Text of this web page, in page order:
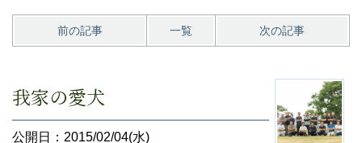
前の記事 一覧 次の記事
我家の愛犬
公開日：2015/02/04(水)